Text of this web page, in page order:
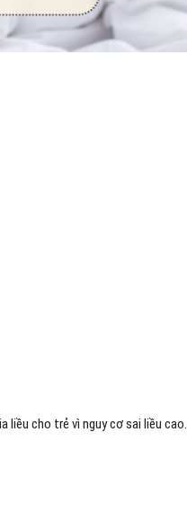
liều cho trẻ vì nguy cơ sai liều cao.